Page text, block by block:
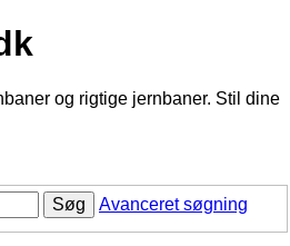
og rigtige jernbaner. Stil dine
Søg Avanceret søgning